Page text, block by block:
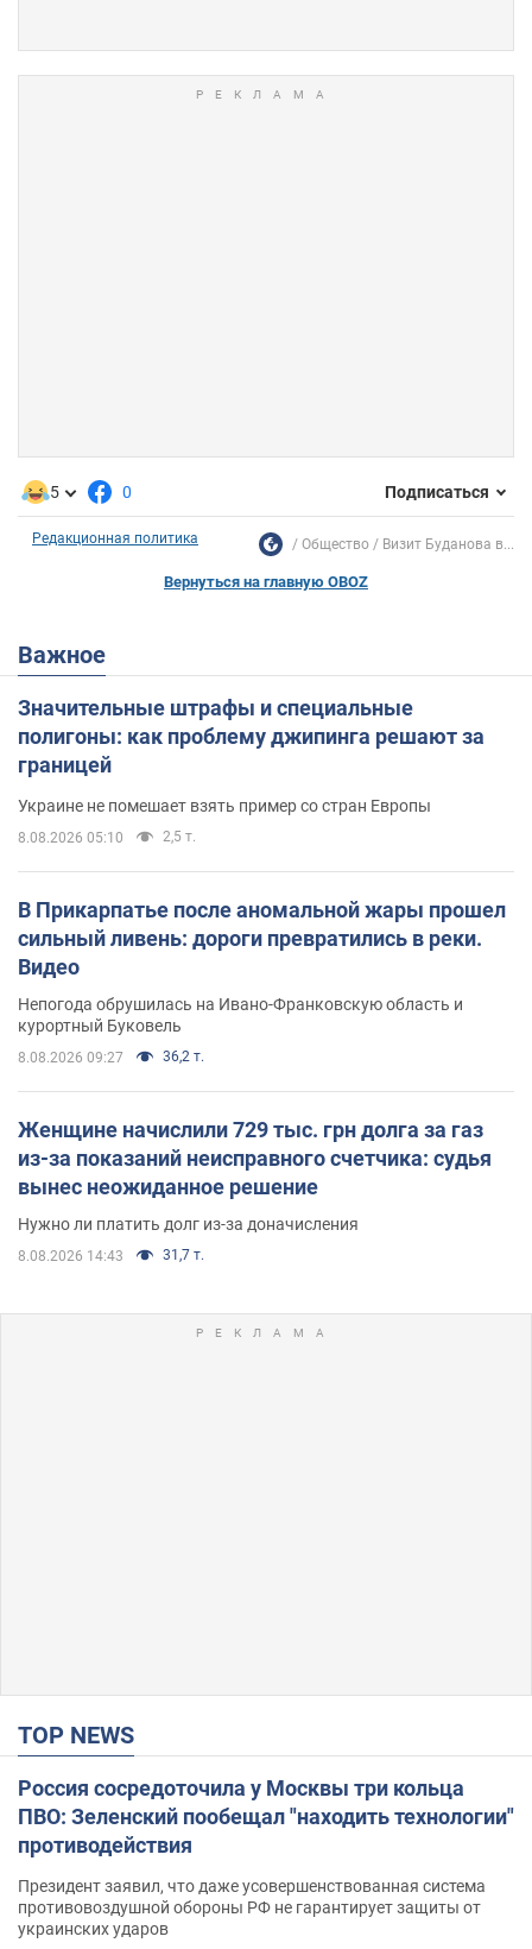
5 0 Подписаться
Редакционная политика Общество Визит Буданова в...
Вернуться на главную OBOZ
Важное
Значительные штрафы и специальные
полигоны: как проблему джипинга решают за
границей
Украине не помешает взять пример со стран Европы
8.08.2026 05:10 2,5 т.
В Прикарпатье после аномальной жары прошел
сильный ливень: дороги превратились в реки.
Видео
Непогода обрушилась на Ивано-Франковскую область и
курортный Буковель
8.08.2026 09:27 36,2 т.
Женщине начислили 729 тыс. грн долга за газ
из-за показаний неисправного счетчика: судья
вынес неожиданное решение
Нужно ли платить долг из-за доначисления
8.08.2026 14:43 31,7 т.
TOP NEWS
Россия сосредоточила у Москвы три кольца
ПВО: Зеленский пообещал "находить технологии"
противодействия
Президент заявил, что даже усовершенствованная система
противовоздушной обороны РФ не гарантирует защиты от
украинских ударов